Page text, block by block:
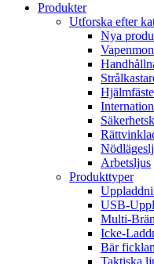
Produkter
Utforska efter
Nya
Hjälmfäste
Arbetsljus
Produkttyper
USB-
Multi-
Icke-
Bär
Taktiska